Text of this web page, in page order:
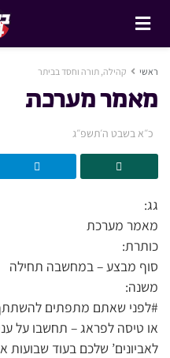
ראשי קהילה, תורה וחסד בביתר
מאמר מערכת
כ״א בשבט ה׳תשפ״ג
גג:
מאמר מערכת
כותרת:
סוף מבצע – במחשבה תחילה
משנה:
#לפני שאתם מתפתים להשתתף
או טיסה לפראג – תחשבו על
לאביונים’ שלכם בעוד שבועות